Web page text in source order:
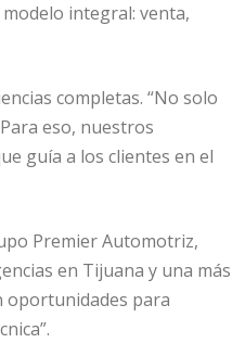
integral: venta,
completas. “No solo
eso, nuestros
guía a los clientes en el
Premier Automotriz,
en Tijuana y una más
oportunidades para